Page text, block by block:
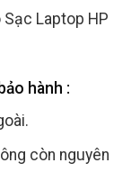
Laptop HP
hành :
còn nguyên